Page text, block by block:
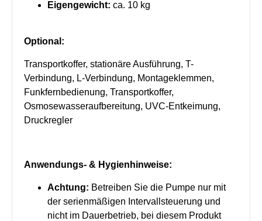
Eigengewicht: ca. 10 kg
Optional:
Transportkoffer, stationäre Ausführung, T-
Verbindung, L-Verbindung, Montageklemmen,
Funkfernbedienung, Transportkoffer,
Osmosewasseraufbereitung, UVC-Entkeimung,
Druckregler
Anwendungs- & Hygienhinweise:
Achtung: Betreiben Sie die Pumpe nur mit
der serienmäßigen Intervallsteuerung und
nicht im Dauerbetrieb, bei diesem Produkt